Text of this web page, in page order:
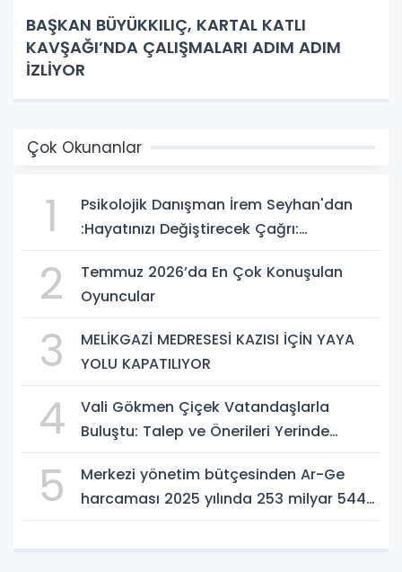
BAŞKAN BÜYÜKKILIÇ, KARTAL KATLI
KAVŞAĞI’NDA ÇALIŞMALARI ADIM ADIM
İZLİYOR
Çok Okunanlar
1
Psikolojik Danışman İrem Seyhan'dan
:Hayatınızı Değiştirecek Çağrı:
Atın!
2
Temmuz 2026’da En Çok Konuşulan
Oyuncular
3
MELİKGAZİ MEDRESESİ KAZISI İÇİN YAYA
YOLU KAPATILIYOR
4
Vali Gökmen Çiçek Vatandaşlarla
Buluştu: Talep ve Önerileri Yerinde
5
Merkezi yönetim bütçesinden Ar-Ge
harcaması 2025 yılında 253 milyar 544